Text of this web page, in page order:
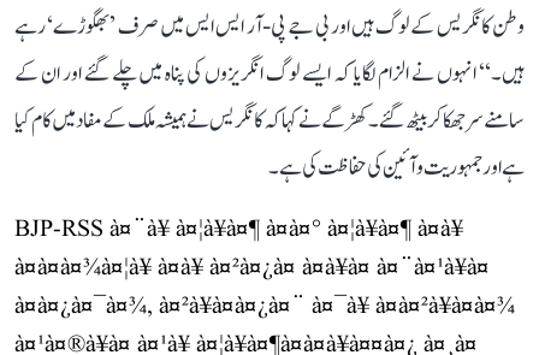
وطن کانگریس کے لوگ ہیں اور بی جے پی-آر ایس ایس میں صرف ’بھگوڑے‘ رہے
ہیں۔‘‘ انہوں نے الزام لگایا کہ ایسے لوگ انگریزوں کی پناہ میں چلے گئے اور ان کے
سامنے سر جھکا کر بیٹھ گئے۔ کھڑگے نے کہا کہ کانگریس نے ہمیشہ ملک کے مفاد میں کام کیا
ہے اور جمہوریت و آئین کی حفاظت کی ہے۔
BJP-RSS à¤¨à¥ à¤¦à¥à¤¶ à¤à¤° à¤¦à¥à¤¶ à¤à¥
à¤à¤à¤¾à¤¦à¥ à¤à¥ à¤²à¤¿à¤ à¤à¥à¤ à¤¨à¤¹à¥à¤
à¤à¤¿à¤¯à¤¾, à¤²à¥à¤à¤¿à¤¨ à¤¯à¥ à¤à¤²à¥à¤à¤¾
à¤¹à¤®à¥à¤ à¤¹à¥ à¤¦à¥à¤¶à¤­à¤à¥à¤¤à¤¿ à¤¸à¤